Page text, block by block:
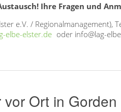
Ihre Fragen und
e.V. / Regionalmanagement),
elbe-elster.de oder info@lag-
Ort in Gorden